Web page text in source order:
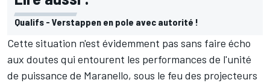
Qualifs - Verstappen en pole avec autorité !
Cette situation n'est évidemment pas sans faire écho
aux doutes qui entourent les performances de l'unité
de puissance de Maranello, sous le feu des projecteurs